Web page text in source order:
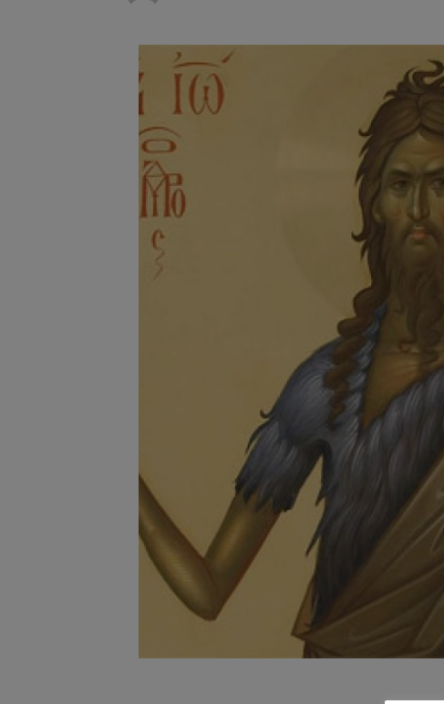
Trafic blocat
8 august 2026 Se schimbă